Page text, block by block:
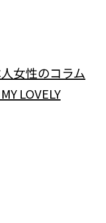
女性のコラム
LOVELY